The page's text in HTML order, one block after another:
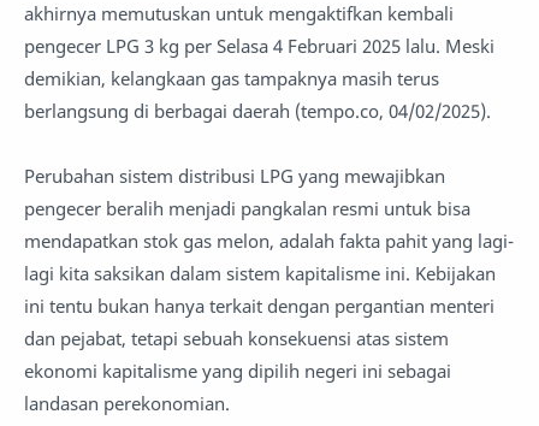
akhirnya memutuskan untuk mengaktifkan kembali
pengecer LPG 3 kg per Selasa 4 Februari 2025 lalu. Meski
demikian, kelangkaan gas tampaknya masih terus
berlangsung di berbagai daerah (tempo.co, 04/02/2025).
Perubahan sistem distribusi LPG yang mewajibkan
pengecer beralih menjadi pangkalan resmi untuk bisa
mendapatkan stok gas melon, adalah fakta pahit yang lagi-
lagi kita saksikan dalam sistem kapitalisme ini. Kebijakan
ini tentu bukan hanya terkait dengan pergantian menteri
dan pejabat, tetapi sebuah konsekuensi atas sistem
ekonomi kapitalisme yang dipilih negeri ini sebagai
landasan perekonomian.